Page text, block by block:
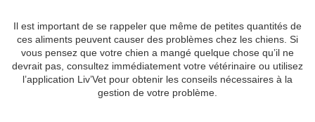
Il est important de se rappeler que même de petites quantités de
ces aliments peuvent causer des problèmes chez les chiens. Si
vous pensez que votre chien a mangé quelque chose qu’il ne
devrait pas, consultez immédiatement votre vétérinaire ou utilisez
l’application Liv’Vet pour obtenir les conseils nécessaires à la
gestion de votre problème.